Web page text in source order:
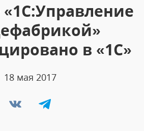
в «1С»
18 мая 2017